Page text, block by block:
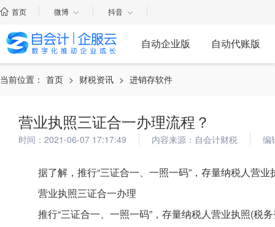
首页 微博 抖音
自动企业版 自动代账版
当前位置： 首页 > 财税资讯 > 进销存软件
营业执照三证合一办理流程？
时间：2021-06-07 17:17:49 内容来源：自会计财税 编
据了解，推行“三证合一、一照一码”，存量纳税人营
营业执照三证合一办理
推行“三证合一、一照一码”，存量纳税人营业执照(税